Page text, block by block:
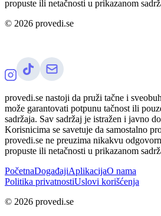
propuste ili netačnosti u prikazanom
© 2026 provedi.se
provedi.se nastoji da pruži tačne i
može garantovati potpunu tačnost ili
sadržaja. Sav sadržaj je istražen i javno
Korisnicima se savetuje da samostalno
provedi.se ne preuzima nikakvu
propuste ili netačnosti u prikazanom
PočetnaDogađajiAplikacijaO nama
Politika privatnostiUslovi korišćenja
© 2026 provedi.se